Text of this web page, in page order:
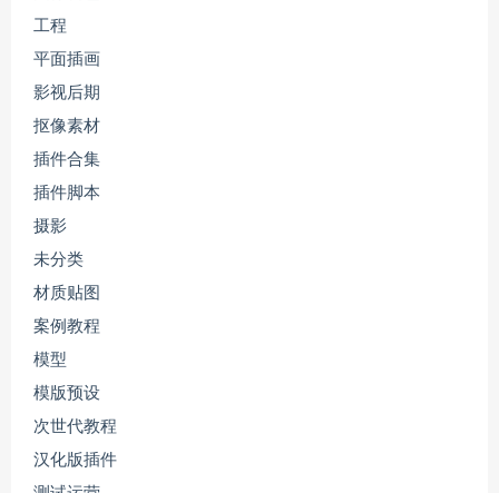
工程
平面插画
影视后期
抠像素材
插件合集
插件脚本
摄影
未分类
材质贴图
案例教程
模型
模版预设
次世代教程
汉化版插件